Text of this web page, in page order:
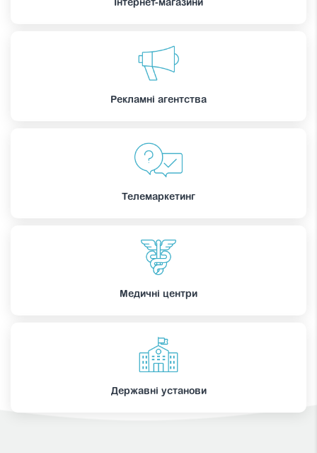
Інтернет-магазини
Рекламні агентства
Телемаркетинг
Медичні центри
Державні установи